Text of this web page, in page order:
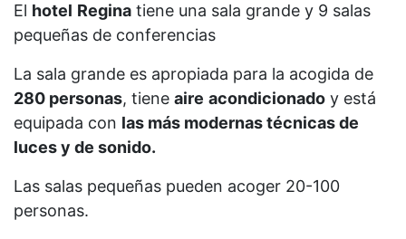
El hotel Regina tiene una sala grande y 9 salas
pequeñas de conferencias
La sala grande es apropiada para la acogida de
280 personas, tiene aire acondicionado y está
equipada con las más modernas técnicas de
luces y de sonido.
Las salas pequeñas pueden acoger 20-100
personas.